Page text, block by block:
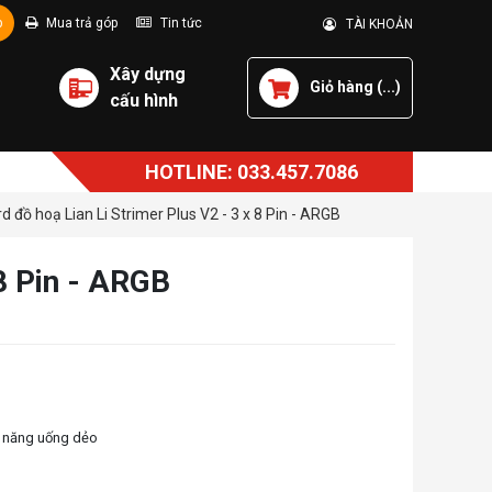
Mua trả góp Tin tức TÀI KHOẢN
Xây dựng
cấu hình
Giỏ hàng (...)
HOTLINE: 033.457.7086
đồ hoạ Lian Li Strimer Plus V2 - 3 x 8 Pin - ARGB
Pin - ARGB
uống dẻo